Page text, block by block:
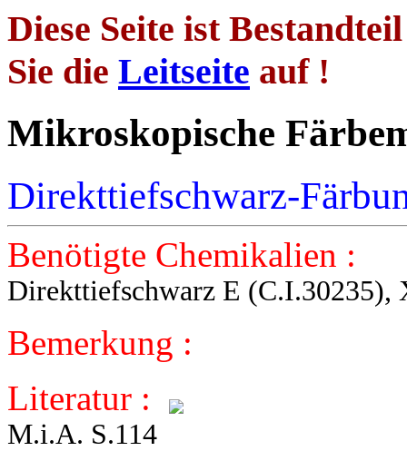
Diese Seite ist
Sie die Leitseite auf !
Mikroskopische
Direkttiefschwarz-
Benötigte Chemikalien :
Direkttiefschwarz E (C.I.30235),
Bemerkung :
Literatur :
M.i.A. S.114